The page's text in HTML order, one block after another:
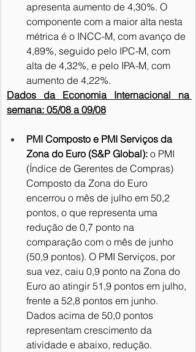
apresenta aumento de 4,30%. O
componente com a maior alta nesta
métrica é o INCC-M, com avanço de
4,89%, seguido pelo IPC-M, com
alta de 4,32%, e pelo IPA-M, com
aumento de 4,22%.
Dados da Economia Internacional na
semana: 05/08 a 09/08
PMI Composto e PMI Serviços da
Zona do Euro (S&P Global): o PMI
(Índice de Gerentes de Compras)
Composto da Zona do Euro
encerrou o mês de julho em 50,2
pontos, o que representa uma
redução de 0,7 ponto na
comparação com o mês de junho
(50,9 pontos). O PMI Serviços, por
sua vez, caiu 0,9 ponto na Zona do
Euro ao atingir 51,9 pontos em julho,
frente a 52,8 pontos em junho.
Dados acima de 50,0 pontos
representam crescimento da
atividade e abaixo, redução.